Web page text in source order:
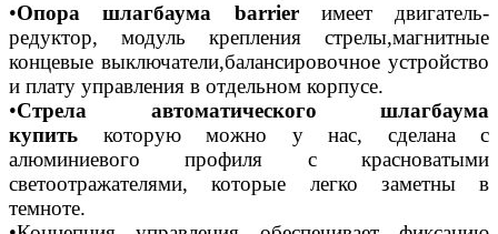
•Опора шлагбаума barrierимеет двигатель-
редуктор, модуль крепления стрелы,магнитные
концевые выключатели,балансировочное устройство
и плату управления в отдельном корпусе.
•Стрела автоматического шлагбаума
купить которую можно у нас, сделана с
алюминиевого профиля с красноватыми
светоотражателями, которые легко заметны в
темноте.